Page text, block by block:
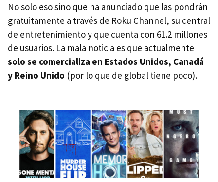
No solo eso sino que ha anunciado que las pondrán
gratuitamente a través de Roku Channel, su central
de entretenimiento y que cuenta con 61.2 millones
de usuarios. La mala noticia es que actualmente
solo se comercializa en Estados Unidos, Canadá
y Reino Unido (por lo que de global tiene poco).